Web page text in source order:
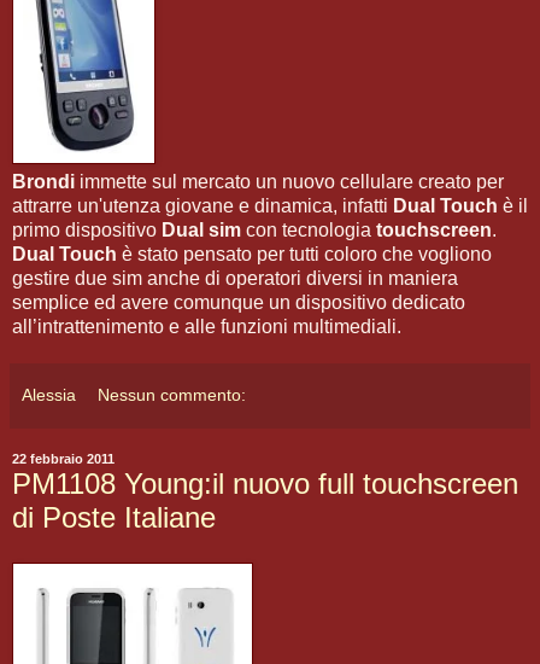
Brondi immette sul mercato un nuovo cellulare creato per
attrarre un'utenza giovane e dinamica, infatti Dual Touch è il
primo dispositivo Dual sim con tecnologia touchscreen.
Dual Touch è stato pensato per tutti coloro che vogliono
gestire due sim anche di operatori diversi in maniera
semplice ed avere comunque un dispositivo dedicato
all’intrattenimento e alle funzioni multimediali.
Alessia Nessun commento:
22 febbraio 2011
PM1108 Young:il nuovo full touchscreen
di Poste Italiane